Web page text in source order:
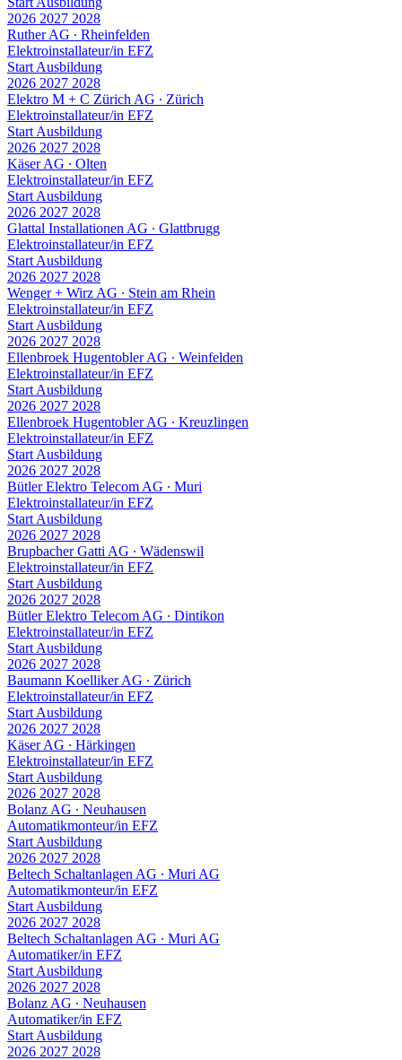
2026 2027 2028
Ruther AG ∙ Rheinfelden
Elektroinstallateur/in EFZ
Start Ausbildung
2026 2027 2028
Elektro M + C Zürich AG ∙ Zürich
Elektroinstallateur/in EFZ
Start Ausbildung
2026 2027 2028
Käser AG ∙ Olten
Elektroinstallateur/in EFZ
Start Ausbildung
2026 2027 2028
Glattal Installationen AG ∙ Glattbrugg
Elektroinstallateur/in EFZ
Start Ausbildung
2026 2027 2028
Wenger + Wirz AG ∙ Stein am Rhein
Elektroinstallateur/in EFZ
Start Ausbildung
2026 2027 2028
Ellenbroek Hugentobler AG ∙ Weinfelden
Elektroinstallateur/in EFZ
Start Ausbildung
2026 2027 2028
Ellenbroek Hugentobler AG ∙ Kreuzlingen
Elektroinstallateur/in EFZ
Start Ausbildung
2026 2027 2028
Bütler Elektro Telecom AG ∙ Muri
Elektroinstallateur/in EFZ
Start Ausbildung
2026 2027 2028
Brupbacher Gatti AG ∙ Wädenswil
Elektroinstallateur/in EFZ
Start Ausbildung
2026 2027 2028
Bütler Elektro Telecom AG ∙ Dintikon
Elektroinstallateur/in EFZ
Start Ausbildung
2026 2027 2028
Baumann Koelliker AG ∙ Zürich
Elektroinstallateur/in EFZ
Start Ausbildung
2026 2027 2028
Käser AG ∙ Härkingen
Elektroinstallateur/in EFZ
Start Ausbildung
2026 2027 2028
Bolanz AG ∙ Neuhausen
Automatikmonteur/in EFZ
Start Ausbildung
2026 2027 2028
Beltech Schaltanlagen AG ∙ Muri AG
Automatikmonteur/in EFZ
Start Ausbildung
2026 2027 2028
Beltech Schaltanlagen AG ∙ Muri AG
Automatiker/in EFZ
Start Ausbildung
2026 2027 2028
Bolanz AG ∙ Neuhausen
Automatiker/in EFZ
Start Ausbildung
2026 2027 2028